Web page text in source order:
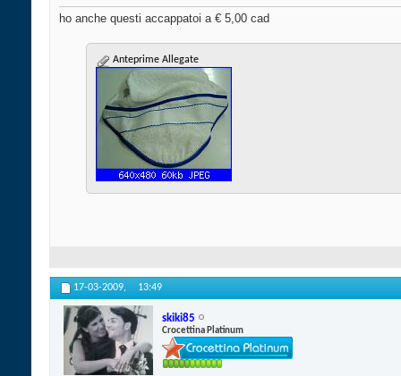
ho anche questi accappatoi a € 5,00 cad
Anteprime Allegate
17-03-2009, 13:49
skiki85
Crocettina Platinum